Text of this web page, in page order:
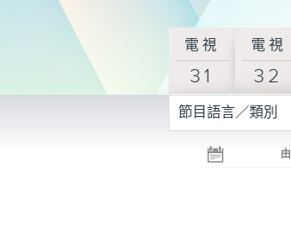
電視
31
電視
32
節目語言／類別
由